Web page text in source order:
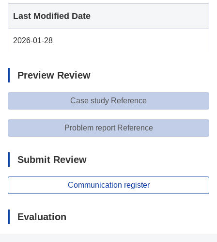
Last Modified Date
2026-01-28
Preview Review
Case study Reference
Problem report Reference
Submit Review
Communication register
Evaluation